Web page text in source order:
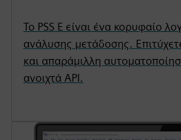
Το PSS E είναι ένα κορυφαίο
ανάλυσης μετάδοσης.
και απαράμιλλη
ανοιχτά API.